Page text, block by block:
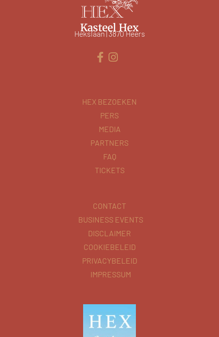
Kasteel Hex
Hekslaan | 3870 Heers
HEX BEZOEKEN
PERS
MEDIA
PARTNERS
FAQ
TICKETS
CONTACT
BUSINESS EVENTS
DISCLAIMER
COOKIEBELEID
PRIVACYBELEID
IMPRESSUM